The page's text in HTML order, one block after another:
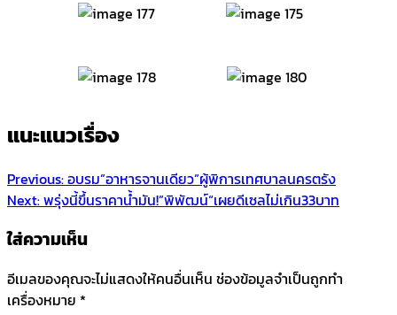
แนะแนวเรื่อง
Previous:อบรม”อาหารจานเดียว”ผู้พิการเทศบาลนครตรัง
Next:พรุ่งนี้ขึ้นราคาน้ำมัน!”พิพัฒน์“เผยดีเซลไม่เกิน33บาท
ใส่ความเห็น
อีเมลของคุณจะไม่แสดงให้คนอื่นเห็น ช่องข้อมูลจำเป็นถูกทำ
เครื่องหมาย *